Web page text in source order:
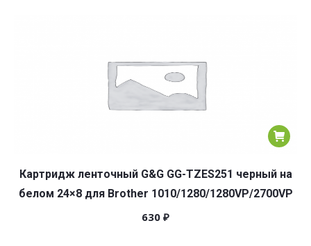
Картридж ленточный G&G GG-TZES251 черный на
белом 24×8 для Brother 1010/1280/1280VP/2700VP
630 ₽